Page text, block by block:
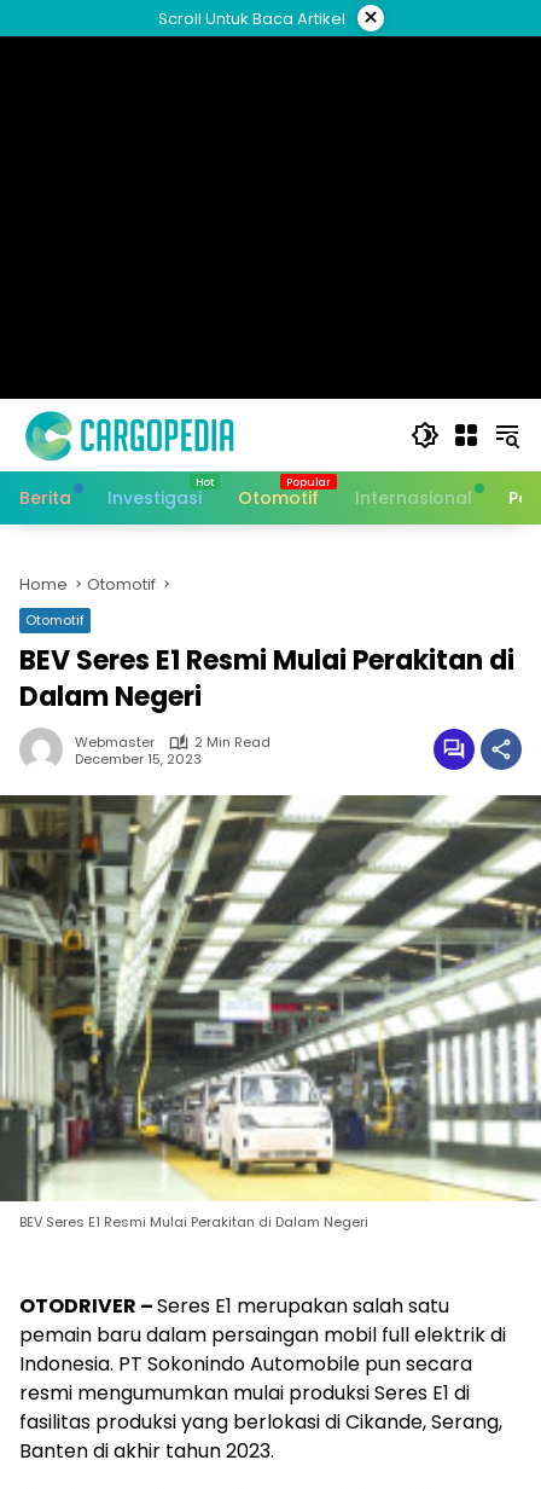
to
Scroll Untuk Baca Artikel ×
Berita Investigasi Otomotif Internasional
Home Otomotif
Otomotif
BEV Seres E1 Resmi Mulai Perakitan di
Dalam Negeri
Webmaster
2 Min Read
December 15, 2023
BEV Seres E1 Resmi Mulai Perakitan di Dalam Negeri
OTODRIVER –Seres E1 merupakan salah satu
pemain baru dalam persaingan mobil full elektrik di
Indonesia. PT Sokonindo Automobile pun secara
resmi mengumumkan mulai produksi Seres E1 di
fasilitas produksi yang berlokasi di Cikande, Serang,
Banten di akhir tahun 2023.